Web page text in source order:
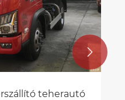
teherautó
